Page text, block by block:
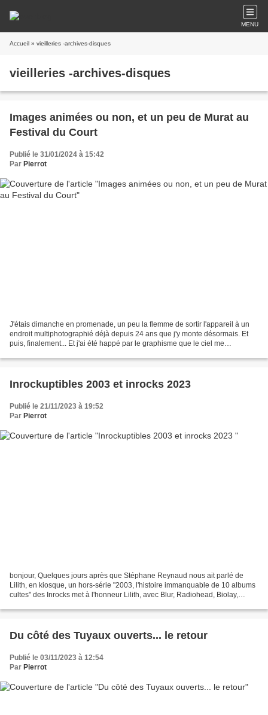
MENU
Accueil » vieilleries -archives-disques
vieilleries -archives-disques
Images animées ou non, et un peu de Murat au
Festival du Court
Publié le 31/01/2024 à 15:42
Par Pierrot
J'étais dimanche en promenade, un peu la flemme de sortir l'appareil à un
endroit multiphotographié déjà depuis 24 ans que j'y monte désormais. Et
puis, finalement... Et j'ai été happé par le graphisme que le ciel me
Inrockuptibles 2003 et inrocks 2023
Publié le 21/11/2023 à 19:52
Par Pierrot
bonjour, Quelques jours après que Stéphane Reynaud nous ait parlé de
Lilith, en kiosque, un hors-série "2003, l'histoire immanquable de 10 albums
cultes" des Inrocks met à l'honneur Lilith, avec Blur, Radiohead, Biolay,
Du côté des Tuyaux ouverts... le retour
Publié le 03/11/2023 à 12:54
Par Pierrot